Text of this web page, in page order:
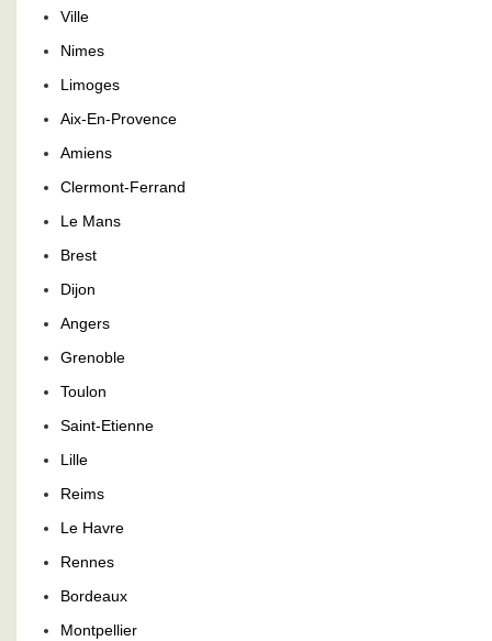
Ville
Nimes
Limoges
Aix-En-Provence
Amiens
Clermont-Ferrand
Le Mans
Brest
Dijon
Angers
Grenoble
Toulon
Saint-Etienne
Lille
Reims
Le Havre
Rennes
Bordeaux
Montpellier